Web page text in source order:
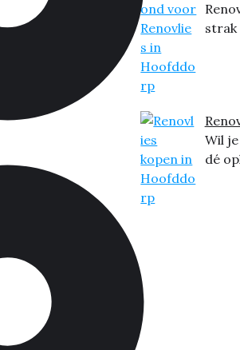
strak
Wil
dé